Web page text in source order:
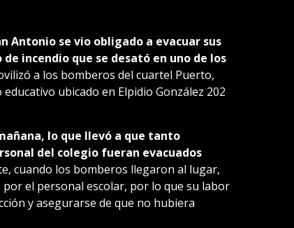
Antonio se vio obligado a evacuar sus
incendio que se desató en uno de los
a los bomberos del cuartel Puerto,
ubicado en Elpidio González 202
lo que llevó a que tanto
del colegio fueran evacuados
cuando los bomberos llegaron al lugar,
el personal escolar, por lo que su labor
y asegurarse de que no hubiera